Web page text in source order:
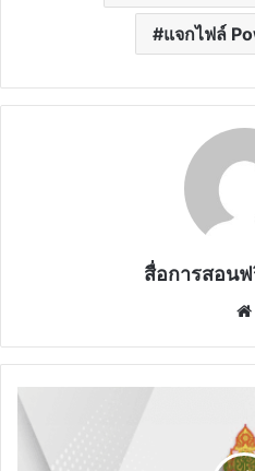
แจกไฟล์
สื่อการสอน
ดาวน์โหลด
ไฟล์
หลักสูตร